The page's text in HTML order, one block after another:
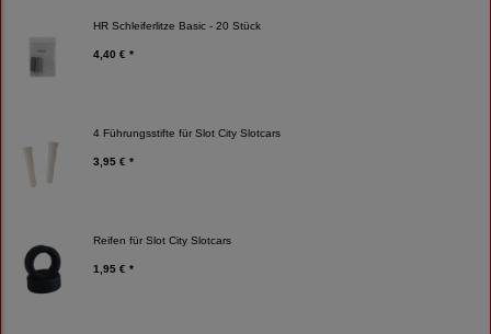
HR Schleiferlitze Basic - 20 Stück
4,40 € *
4 Führungsstifte für Slot City Slotcars
3,95 € *
Reifen für Slot City Slotcars
1,95 € *